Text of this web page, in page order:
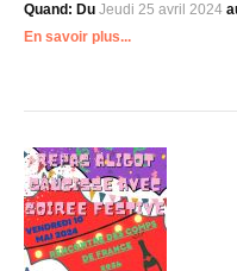
Quand: Du Jeudi 25 avril 2024
En savoir plus...